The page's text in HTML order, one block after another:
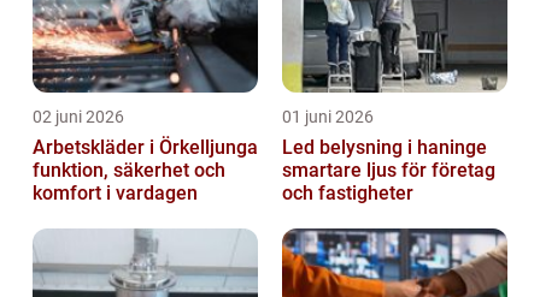
02 juni 2026
Arbetskläder i Örkelljunga
funktion, säkerhet och
komfort i vardagen
01 juni 2026
Led belysning i haninge
smartare ljus för företag
och fastigheter